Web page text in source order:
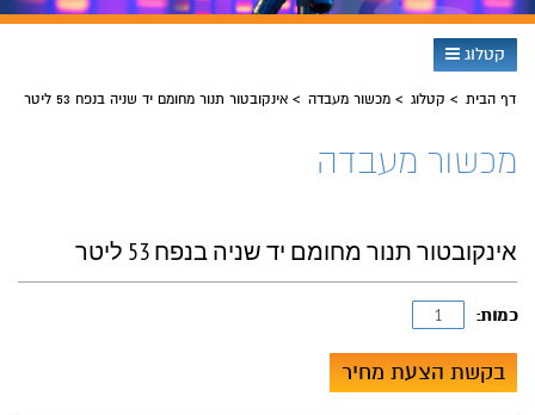
קטלוג
דף הבית קטלוג מכשור מעבדה אינקובטור תנור מחומם יד שניה בנפח 53 ליטר
מכשור מעבדה
אינקובטור תנור מחומם יד שניה בנפח 53 ליטר
כמות:
בקשת הצעת מחיר